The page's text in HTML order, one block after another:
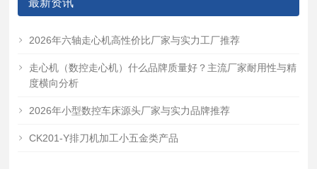
最新资讯
2026年六轴走心机高性价比厂家与实力工厂推荐
走心机（数控走心机）什么品牌质量好？主流厂家耐用性与精
度横向分析
2026年小型数控车床源头厂家与实力品牌推荐
CK201-Y排刀机加工小五金类产品